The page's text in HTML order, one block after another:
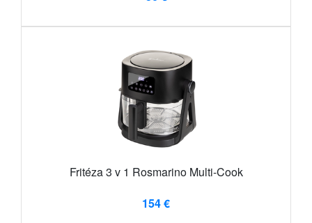
Fritéza 3 v 1 Rosmarino Multi-Cook
154 €